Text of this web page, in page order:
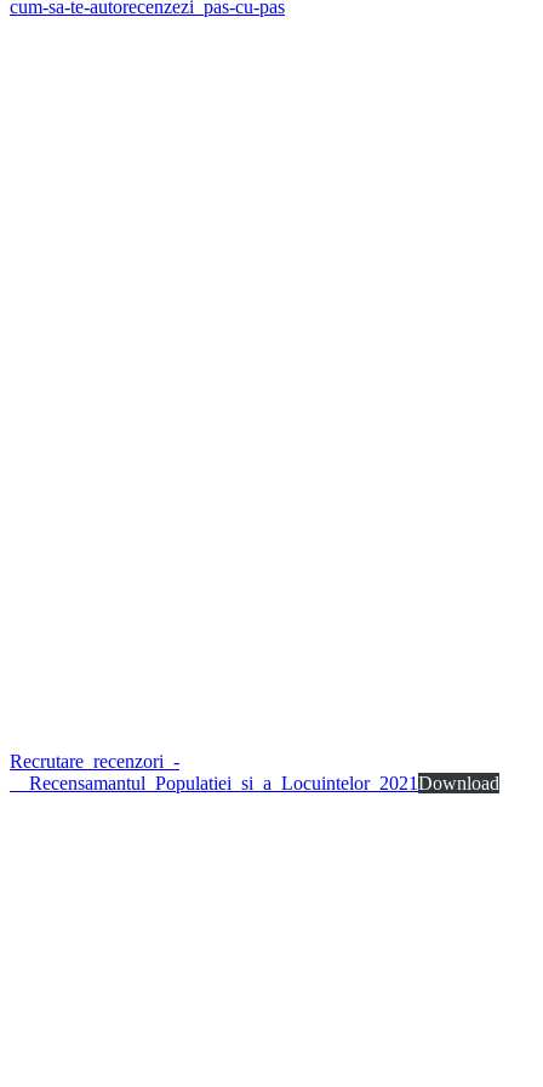
cum-sa-te-autorecenzezi_pas-cu-pas
Recrutare_recenzori_-
__Recensamantul_Populatiei_si_a_Locuintelor_2021Download